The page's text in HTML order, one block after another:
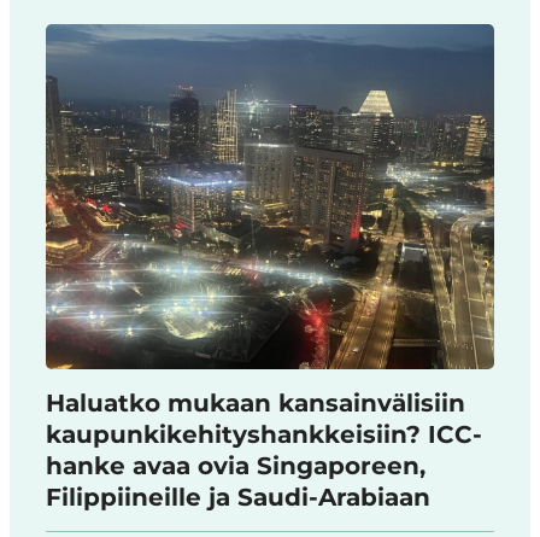
Haluatko mukaan kansainvälisiin
kaupunkikehityshankkeisiin? ICC-
hanke avaa ovia Singaporeen,
Filippiineille ja Saudi-Arabiaan